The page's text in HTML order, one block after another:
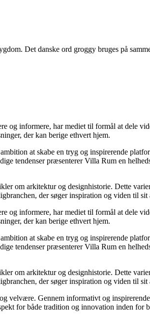
Det danske ord groggy bruges på
og informere, har mediet til formål at dele
der kan berige ethvert hjem.
at skabe en tryg og inspirerende
tendenser præsenterer Villa Rum en
om arkitektur og designhistorie. Dette
der søger inspiration og viden til sit
og informere, har mediet til formål at dele
der kan berige ethvert hjem.
at skabe en tryg og inspirerende
tendenser præsenterer Villa Rum en
om arkitektur og designhistorie. Dette
der søger inspiration og viden til sit
velvære. Gennem informativt og
for både tradition og innovation inden for